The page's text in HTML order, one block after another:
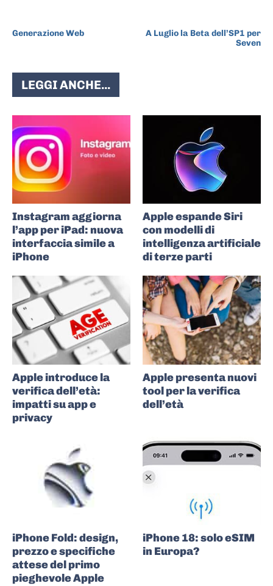
Generazione Web
A Luglio la Beta dell’SP1 per
Seven
LEGGI ANCHE...
Instagram aggiorna
l’app per iPad: nuova
interfaccia simile a
iPhone
Apple espande Siri
con modelli di
intelligenza artificiale
di terze parti
Apple introduce la
verifica dell’età:
impatti su app e
privacy
Apple presenta nuovi
tool per la verifica
dell’età
iPhone Fold: design,
prezzo e specifiche
attese del primo
pieghevole Apple
iPhone 18: solo eSIM
in Europa?